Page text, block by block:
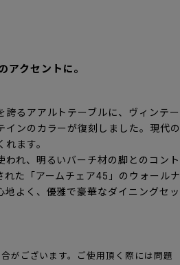
アクセントに。
るアアルトテーブルに、ヴィンテー
ンのカラーが復刻しました。現代の
ます。
れ、明るいバーチ材の脚とのコント
た「アームチェア45」のウォールナ
よく、優雅で豪華なダイニングセッ
がございます。ご使用頂く際には問題